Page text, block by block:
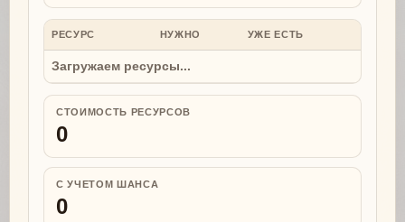
РЕСУРС НУЖНО УЖЕ ЕСТЬ
Загружаем ресурсы...
СТОИМОСТЬ РЕСУРСОВ
0
С УЧЕТОМ ШАНСА
0